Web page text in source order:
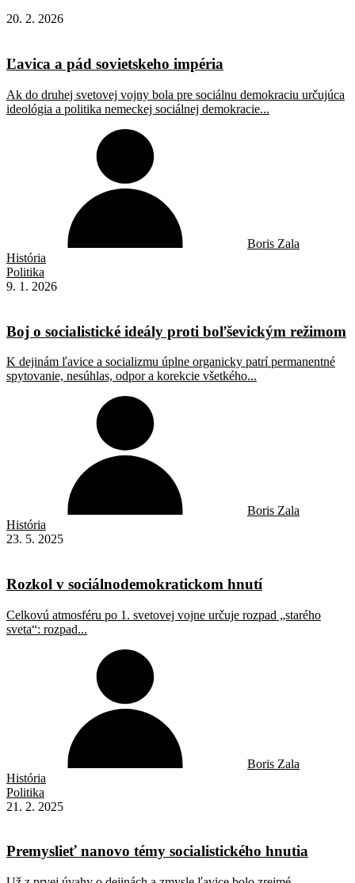
20. 2. 2026
Ľavica a pád sovietskeho impéria
Ak do druhej svetovej vojny bola pre sociálnu demokraciu určujúca
ideológia a politika nemeckej sociálnej demokracie...
Boris Zala
História
Politika
9. 1. 2026
Boj o socialistické ideály proti boľševickým režimom
K dejinám ľavice a socializmu úplne organicky patrí permanentné
spytovanie, nesúhlas, odpor a korekcie všetkého...
Boris Zala
História
23. 5. 2025
Rozkol v sociálno­demokratickom hnutí
Celkovú atmosféru po 1. svetovej vojne určuje rozpad „starého
sveta“: rozpad...
Boris Zala
História
Politika
21. 2. 2025
Premyslieť nanovo témy socialistického hnutia